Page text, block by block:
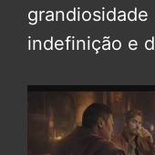
indefinição e